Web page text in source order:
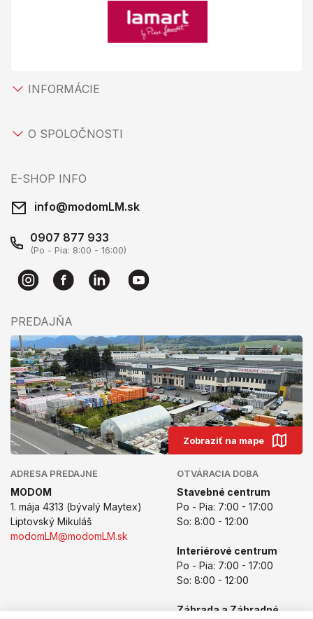
INFORMÁCIE
O SPOLOČNOSTI
E-SHOP INFO
info@modomLM.sk
0907 877 933
(Po - Pia: 8:00 - 16:00)
PREDAJŇA
Zobraziť na mape
ADRESA PREDAJNE
MODOM
1. mája 4313 (bývalý Maytex)
Liptovský Mikuláš
modomLM@modomLM.sk
OTVÁRACIA DOBA
Stavebné centrum
Po - Pia: 7:00 - 17:00
So: 8:00 - 12:00
Interiérové centrum
Po - Pia: 7:00 - 17:00
So: 8:00 - 12:00
Záhrada a Záhradné